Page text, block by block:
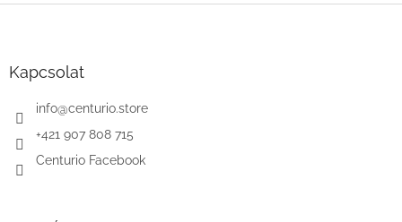
Kapcsolat
info@centurio.store
+421 907 808 715
Centurio Facebook